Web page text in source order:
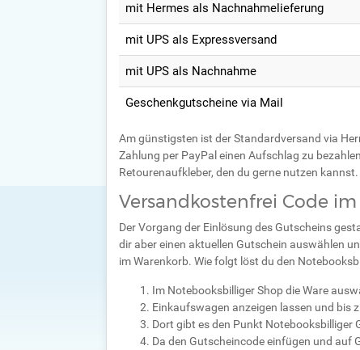
mit Hermes als Nachnahmelieferung
mit UPS als Expressversand
mit UPS als Nachnahme
Geschenkgutscheine via Mail
Am günstigsten ist der Standardversand via
Zahlung per PayPal einen Aufschlag zu
Retourenaufkleber, den du gerne nutzen kannst.
Versandkostenfrei Code
Der Vorgang der Einlösung des Gutscheins
dir aber einen aktuellen Gutschein auswählen
im Warenkorb. Wie folgt löst du den
Im Notebooksbilliger Shop die Ware
Einkaufswagen anzeigen lassen und bis
Dort gibt es den Punkt Notebooksbilliger
Da den Gutscheincode einfügen und auf